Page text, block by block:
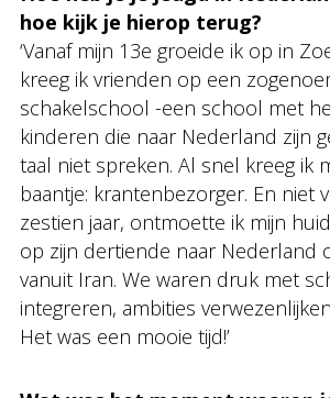
hoe kijk je hierop terug?
‘Vanaf mijn 13e groeide ik op in
kreeg ik vrienden op een
schakelschool -een school met
kinderen die naar Nederland zijn
taal niet spreken. Al snel kreeg ik
baantje: krantenbezorger. En niet
zestien jaar, ontmoette ik mijn
op zijn dertiende naar Nederland
vanuit Iran. We waren druk met
integreren, ambities
Het was een mooie tijd!’